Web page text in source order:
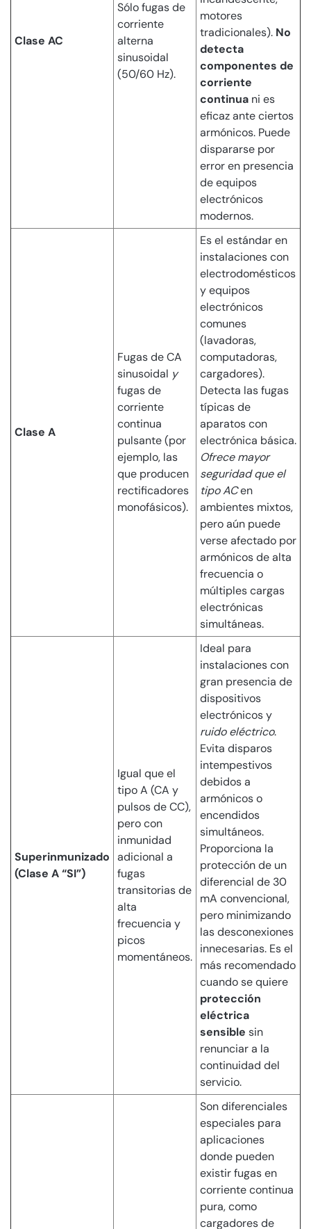
Clase AC
Sólo fugas de
corriente
alterna
sinusoidal
(50/60 Hz).
motores
tradicionales). No
detecta
componentes de
corriente
continua ni es
eficaz ante ciertos
armónicos. Puede
dispararse por
error en presencia
de equipos
electrónicos
modernos.
Clase A
Fugas de CA
sinusoidal y
fugas de
corriente
continua
pulsante (por
ejemplo, las
que producen
rectificadores
monofásicos).
Es el estándar en
instalaciones con
electrodomésticos
y equipos
electrónicos
comunes
(lavadoras,
computadoras,
cargadores).
Detecta las fugas
típicas de
aparatos con
electrónica básica.
Ofrece mayor
seguridad que el
tipo ACen
ambientes mixtos,
pero aún puede
verse afectado por
armónicos de alta
frecuencia o
múltiples cargas
electrónicas
simultáneas.
Superinmunizado
(Clase A “SI”)
Igual que el
tipo A (CA y
pulsos de CC),
pero con
inmunidad
adicional a
fugas
transitorias de
alta
frecuencia y
picos
momentáneos.
Ideal para
instalaciones con
gran presencia de
dispositivos
electrónicos y
ruido eléctrico.
Evita disparos
intempestivos
debidos a
armónicos o
encendidos
simultáneos.
Proporciona la
protección de un
diferencial de 30
mA convencional,
pero minimizando
las desconexiones
innecesarias. Es el
más recomendado
cuando se quiere
protección
eléctrica
sensible sin
renunciar a la
continuidad del
servicio.
Son diferenciales
especiales para
aplicaciones
donde pueden
existir fugas en
corriente continua
pura, como
cargadores de